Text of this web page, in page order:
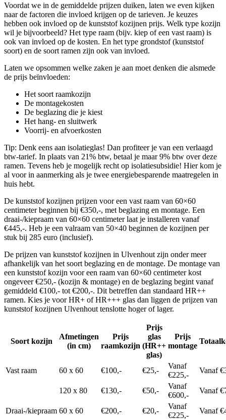
Voordat we in de gemiddelde prijzen duiken, laten we even kijken
naar de factoren die invloed krijgen op de tarieven. Je keuzes
hebben ook invloed op de kunststof kozijnen prijs. Welk type kozijn
wil je bijvoorbeeld? Het type raam (bijv. kiep of een vast raam) is
ook van invloed op de kosten. En het type grondstof (kunststof
soort) en de soort ramen zijn ook van invloed.
Laten we opsommen welke zaken je aan moet denken die alsmede
de prijs beïnvloeden:
Het soort raamkozijn
De montagekosten
De beglazing die je kiest
Het hang- en sluitwerk
Voorrij- en afvoerkosten
Tip: Denk eens aan isolatieglas! Dan profiteer je van een verlaagd
btw-tarief. In plaats van 21% btw, betaal je maar 9% btw over deze
ramen. Tevens heb je mogelijk recht op isolatiesubsidie! Hier kom je
al voor in aanmerking als je twee energiebesparende maatregelen in
huis hebt.
De kunststof kozijnen prijzen voor een vast raam van 60×60
centimeter beginnen bij €350,-, met beglazing en montage. Een
draai-/kiepraam van 60×60 centimeter laat je installeren vanaf
€445,-. Heb je een valraam van 50×40 beginnen de kozijnen per
stuk bij 285 euro (inclusief).
De prijzen van kunststof kozijnen in Ulvenhout zijn onder meer
afhankelijk van het soort beglazing en de montage. De montage van
een kunststof kozijn voor een raam van 60×60 centimeter kost
ongeveer €250,- (kozijn & montage) en de beglazing begint vanaf
gemiddeld €100,- tot €200,-. Dit betreffen dan standaard HR++
ramen. Kies je voor HR+ of HR+++ glas dan liggen de prijzen van
kunststof kozijnen Ulvenhout tenslotte hoger of lager.
Soort kozijn
Afmetingen
(in cm)
Prijs
raamkozijn
Prijs
glas
(HR++
glas)
Prijs
montage
Vast raam 60 x 60 €100,- €25,-
Vanaf
€225,-
Vanaf
120 x 80 €130,- €50,-
Vanaf
€600,-
Vanaf
Draai-/kiepraam 60 x 60 €200,- €20,-
Vanaf
€225,-
Vanaf